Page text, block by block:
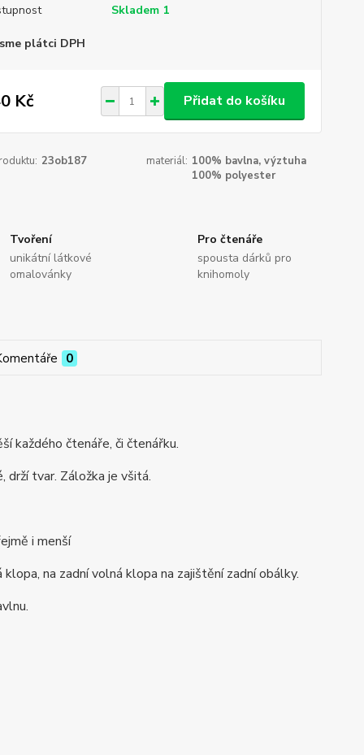
Skladem 1
plátci DPH
Kč Přidat do košíku
23ob187 materiál: 100% bavlna, výztuha
100% polyester
Tvoření
unikátní látkové
omalovánky
Pro čtenáře
spousta dárků pro
knihomoly
0
každého čtenáře, či čtenářku.
drží tvar. Záložka je všitá.
i menší
na zadní volná klopa na zajištění zadní obálky.